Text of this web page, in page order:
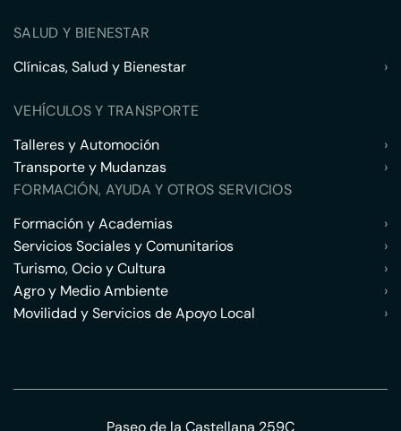
SALUD Y BIENESTAR
Clínicas, Salud y Bienestar
›
VEHÍCULOS Y TRANSPORTE
Talleres y Automoción
›
Transporte y Mudanzas
›
FORMACIÓN, AYUDA Y OTROS SERVICIOS
Formación y Academias
›
Servicios Sociales y Comunitarios
›
Turismo, Ocio y Cultura
›
Agro y Medio Ambiente
›
Movilidad y Servicios de Apoyo Local
›